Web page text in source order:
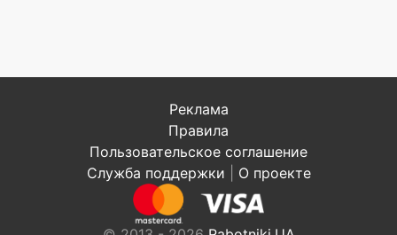
Реклама
Правила
Пользовательское соглашение
Служба поддержки
О проекте